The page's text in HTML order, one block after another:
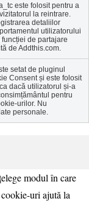
este folosit pentru a
la reintrare.
detaliilor
utilizatorului
de partajare
de Addthis.com.
setat de pluginul
Consent și este folosit
dacă utilizatorul și-a
pentru
urilor. Nu
personale.
modul în care
uri ajută la